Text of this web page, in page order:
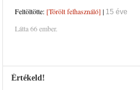
Feltöltötte: [Törölt felhasználó] | 15 éve
Látta 66 ember.
Értékeld!